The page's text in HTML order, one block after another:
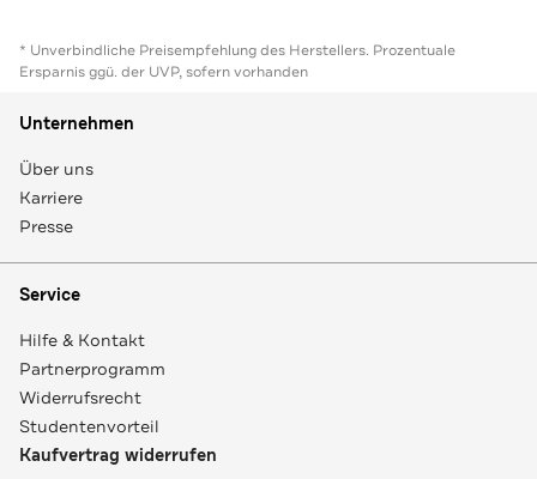
* Unverbindliche Preisempfehlung des Herstellers. Prozentuale
Ersparnis ggü. der UVP, sofern vorhanden
Unternehmen
Über uns
Karriere
Presse
Service
Hilfe & Kontakt
Partnerprogramm
Widerrufsrecht
Studentenvorteil
Kaufvertrag widerrufen